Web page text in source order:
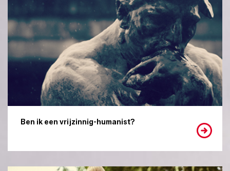
Ben ik een vrijzinnig-humanist?